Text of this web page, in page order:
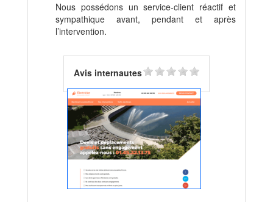
Nous possédons un service-client réactif et
sympathique avant, pendant et après
l’intervention.
Avis internautes